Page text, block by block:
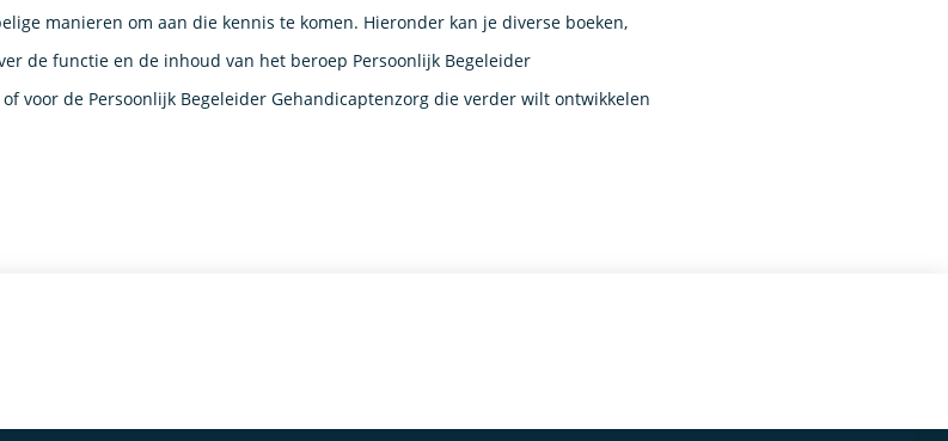
manieren om aan die kennis te komen. Hieronder kan je diverse boeken,
de functie en de inhoud van het beroep Persoonlijk Begeleider
voor de Persoonlijk Begeleider Gehandicaptenzorg die verder wilt ontwikkelen